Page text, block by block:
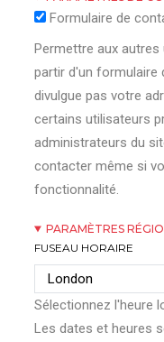
Formulaire de
Permettre aux
partir d'un formulaire
divulgue pas votre
certains utilisateurs
administrateurs du
contacter même si
fonctionnalité.
PARAMÈTRES
FUSEAU HORAIRE
Sélectionnez l'heure
Les dates et heures